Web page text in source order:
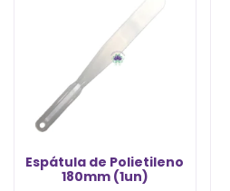
Espátula de Polietileno
180mm (1un)